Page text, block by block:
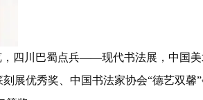
，四川巴蜀点兵——现代书法展，中国美
展优秀奖、中国书法家协会“德艺双馨